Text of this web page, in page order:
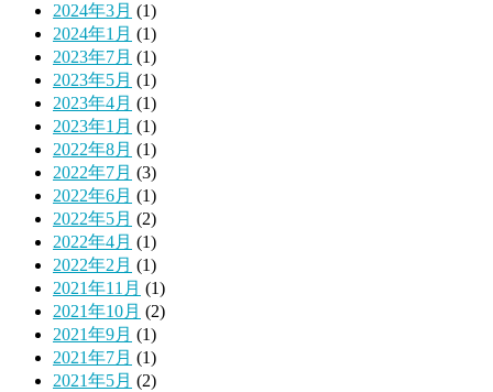
2024年3月 (1)
2024年1月 (1)
2023年7月 (1)
2023年5月 (1)
2023年4月 (1)
2023年1月 (1)
2022年8月 (1)
2022年7月 (3)
2022年6月 (1)
2022年5月 (2)
2022年4月 (1)
2022年2月 (1)
2021年11月 (1)
2021年10月 (2)
2021年9月 (1)
2021年7月 (1)
2021年5月 (2)